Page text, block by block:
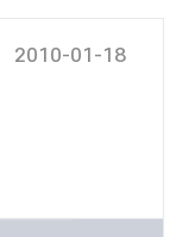
2010-01-18